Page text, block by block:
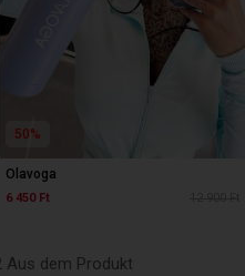
50%
Olavoga
6 450 Ft
Aus dem Produkt